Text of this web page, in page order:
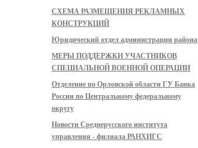
СХЕМА РАЗМЕЩЕНИЯ РЕКЛАМНЫХ
КОНСТРУКЦИЙ
Юридический отдел администрации района
МЕРЫ ПОДДЕРЖКИ УЧАСТНИКОВ
СПЕЦИАЛЬНОЙ ВОЕННОЙ ОПЕРАЦИИ
Отделение по Орловской области ГУ Банка
России по Центральному федеральному
округу
Новости Среднерусского института
управления - филиала РАНХИГС